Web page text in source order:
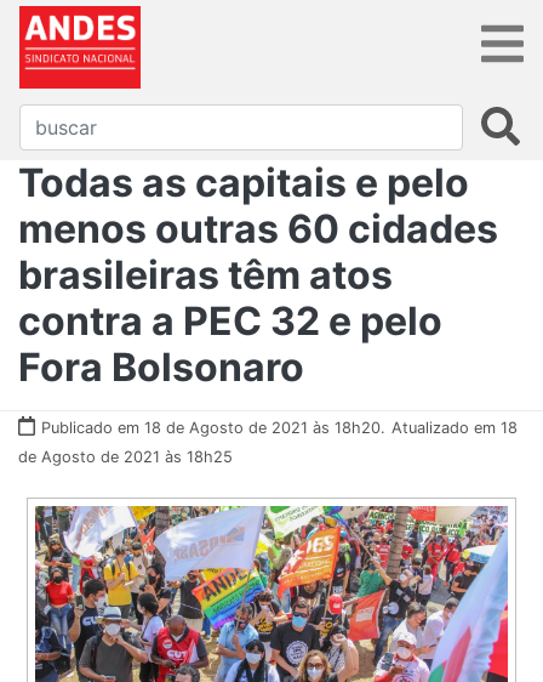
Todas as capitais e pelo
menos outras 60 cidades
brasileiras têm atos
contra a PEC 32 e pelo
Fora Bolsonaro
Publicado em 18 de Agosto de 2021 às 18h20. Atualizado em 18
de Agosto de 2021 às 18h25